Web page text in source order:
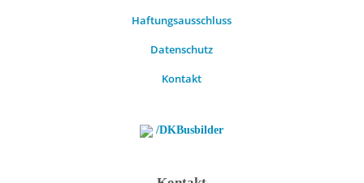
Haftungsausschluss
Datenschutz
Kontakt
/DKBusbilder